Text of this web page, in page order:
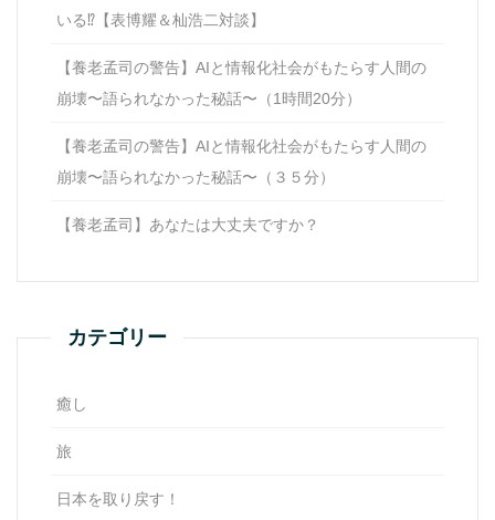
いる⁉【表博耀＆杣浩二対談】
【養老孟司の警告】AIと情報化社会がもたらす人間の
崩壊〜語られなかった秘話〜（1時間20分）
【養老孟司の警告】AIと情報化社会がもたらす人間の
崩壊〜語られなかった秘話〜（３５分）
【養老孟司】あなたは大丈夫ですか？
カテゴリー
癒し
旅
日本を取り戻す！